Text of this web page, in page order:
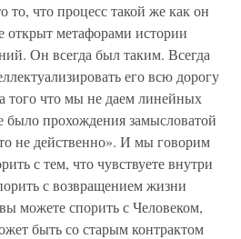
то, что процесс такой же как он
открыт метафорами истории
Он всегда был таким. Всегда
его всю дорогу
того что мы не даем линейных
было прохождения замысловатой
не действенно». И мы говорим
с тем, что чувствуете внутри
с возвращением жизни
можете спорить с Человеком,
быть со старым контрактом